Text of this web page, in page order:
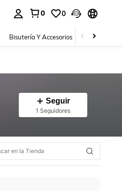
0 0
Bisutería Y Accesorios Zapatos
Seguir
1 Seguidores